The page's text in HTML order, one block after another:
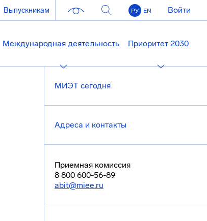
Выпускникам РУ EN Войти
Международная деятельность Приоритет 2030
МИЭТ сегодня
Адреса и контакты
Приемная комиссия
8 800 600-56-89
abit@miee.ru